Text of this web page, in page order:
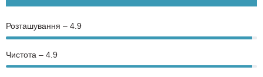
Розташування – 4.9
Чистота – 4.9